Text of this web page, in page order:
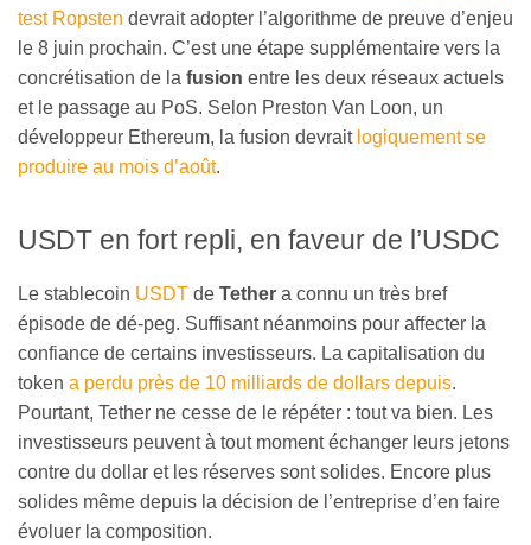
test Ropsten devrait adopter l’algorithme de preuve d’enjeu
le 8 juin prochain. C’est une étape supplémentaire vers la
concrétisation de la fusion entre les deux réseaux actuels
et le passage au PoS. Selon Preston Van Loon, un
développeur Ethereum, la fusion devrait logiquement se
produire au mois d’août.
USDT en fort repli, en faveur de l’USDC
Le stablecoin USDT de Tether a connu un très bref
épisode de dé-peg. Suffisant néanmoins pour affecter la
confiance de certains investisseurs. La capitalisation du
token a perdu près de 10 milliards de dollars depuis.
Pourtant, Tether ne cesse de le répéter : tout va bien. Les
investisseurs peuvent à tout moment échanger leurs jetons
contre du dollar et les réserves sont solides. Encore plus
solides même depuis la décision de l’entreprise d’en faire
évoluer la composition.